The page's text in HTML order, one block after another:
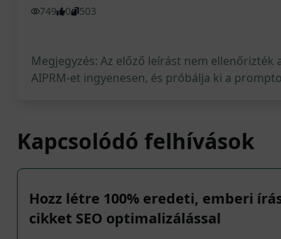
749 0 503
Megjegyzés: Az előző leírást nem
AIPRM-et ingyenesen, és próbálja ki a
Kapcsolódó felhívások
Hozz létre 100% eredeti, emberi
cikket SEO optimalizálással